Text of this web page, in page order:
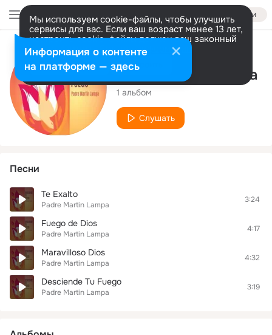
Войти
Мы используем cookie-файлы, чтобы улучшить
сервисы для вас. Если ваш возраст менее 13 лет,
настроить cookie-файлы должен ваш законный
представитель. Больше информации
Разрешить все Настроить
Исполнитель
Padre Martin Lampa
1 альбом
Слушать
Песни
Te Exalto
Padre Martin Lampa
3:24
Fuego de Dios
Padre Martin Lampa
4:17
Maravilloso Dios
Padre Martin Lampa
4:32
Desciende Tu Fuego
Padre Martin Lampa
3:19
Информация о контенте
на платформе — здесь